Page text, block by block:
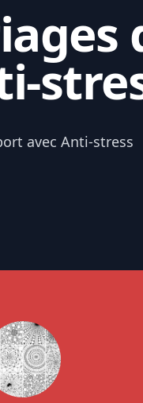
avec Anti-stress